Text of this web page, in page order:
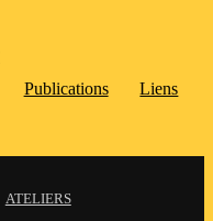
Publications
Liens
ATELIERS